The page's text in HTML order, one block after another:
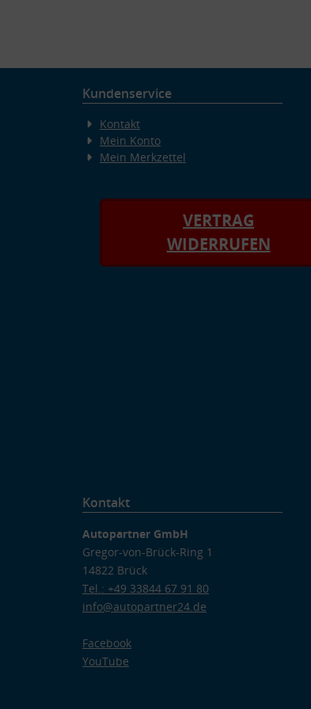
Kundenservice
Kontakt
Mein Konto
Mein Merkzettel
VERTRAG
WIDERRUFEN
Kontakt
Autopartner GmbH
Gregor-von-Brück-Ring 1
14822 Brück
Tel.: +49 33844 67 91 80
info@autopartner24.de
Facebook
YouTube